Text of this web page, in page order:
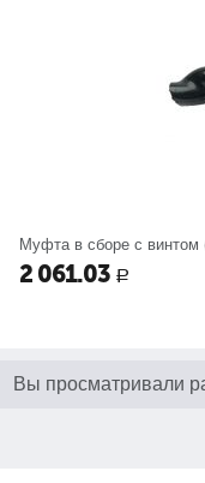
Муфта в сборе с винтом
2 061.03 Р
Вы просматривали